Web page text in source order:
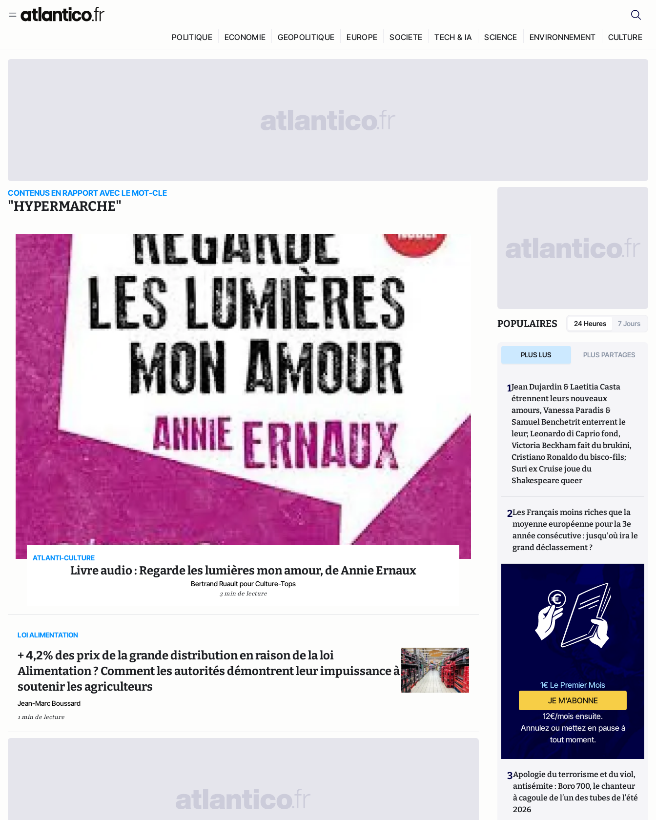
POLITIQUE ECONOMIE GEOPOLITIQUE EUROPE SOCIETE TECH & IA SCIENCE ENVIRONNEMENT CULTURE
CONTENUS EN RAPPORT AVEC LE MOT-CLE
"HYPERMARCHE"
ATLANTI-CULTURE
Livre audio : Regarde les lumières mon amour, de Annie Ernaux
Bertrand Ruault pour Culture-Tops
3 min de lecture
LOI ALIMENTATION
+ 4,2% des prix de la grande distribution en raison de la loi
Alimentation ? Comment les autorités démontrent leur impuissance à
soutenir les agriculteurs
Jean-Marc Boussard
1 min de lecture
POPULAIRES 24 Heures 7 Jours
PLUS LUS PLUS PARTAGES
1Jean Dujardin & Laetitia Casta
étrennent leurs nouveaux
amours, Vanessa Paradis &
Samuel Benchetrit enterrent le
leur; Leonardo di Caprio fond,
Victoria Beckham fait du brukini,
Cristiano Ronaldo du bisco-fils;
Suri ex Cruise joue du
Shakespeare queer
2Les Français moins riches que la
moyenne européenne pour la 3e
année consécutive : jusqu'où ira le
grand déclassement ?
1€ Le Premier Mois
JE M'ABONNE
12€/mois ensuite.
Annulez ou mettez en pause à
tout moment.
3Apologie du terrorisme et du viol,
antisémite : Boro 700, le chanteur
à cagoule de l’un des tubes de l’été
2026